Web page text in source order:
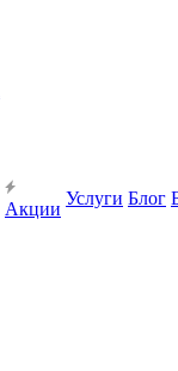
Акции
Услуги Блог